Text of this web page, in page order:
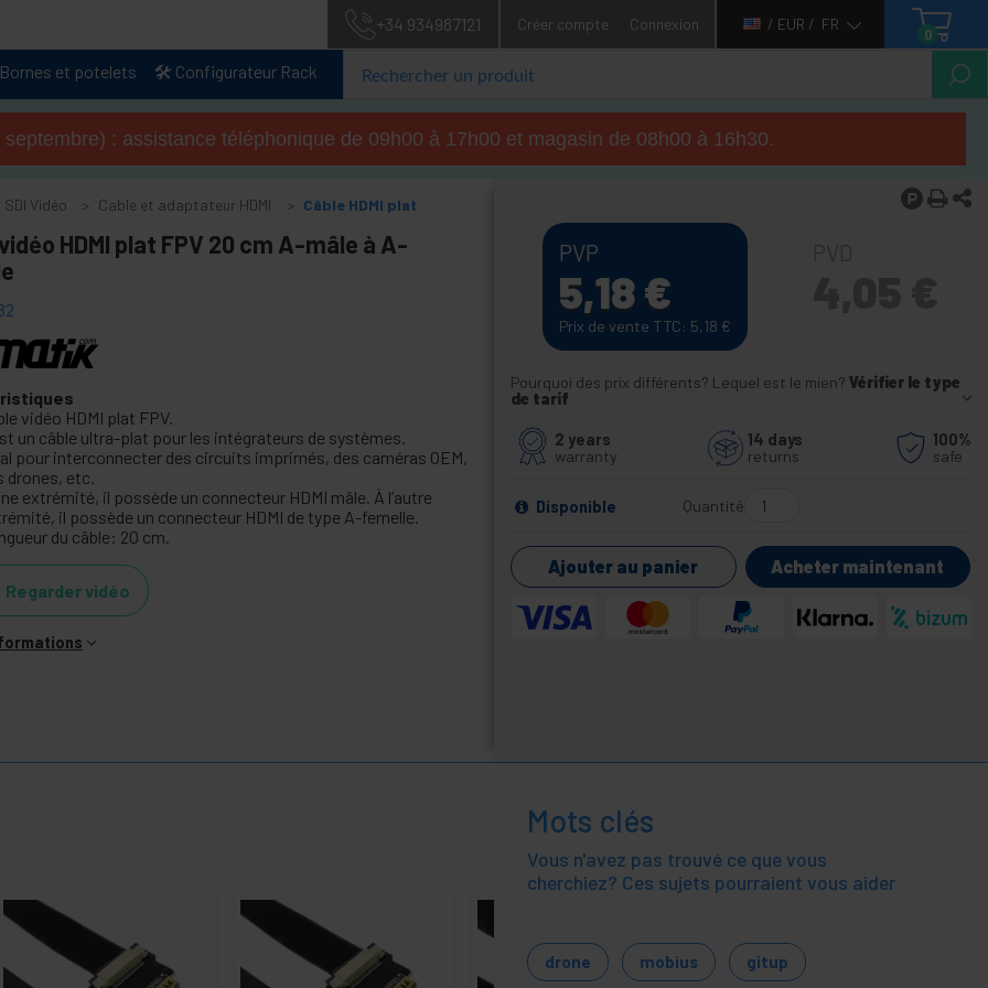
+34 934987121 Créer compte Connexion / EUR / FR
0
Bornes et potelets 🛠️ Configurateur Rack
: assistance téléphonique de 09h00 à 17h00 et magasin de 08h00 à 16h30.
SDI Vidéo Cable et adaptateur HDMI Câble HDMI plat
HDMI plat FPV 20 cm A-mâle à A-
vidéo HDMI plat FPV.
un câble ultra-plat pour les intégrateurs de systèmes.
pour interconnecter des circuits imprimés, des caméras OEM,
drones, etc.
extrémité, il possède un connecteur HDMI mâle. À l’autre
il possède un connecteur HDMI de type A-femelle.
du câble: 20 cm.
Regarder vidéo
PVP
5,18€
Prix de vente TTC: 5,18 €
Pourquoi des prix différents? Lequel est le mien? Vérifier le type
de tarif
2 years
warranty
14 days
returns
100%
safe
Disponible Quantité
Ajouter au panier Acheter maintenant
Mots clés
Vous n'avez pas trouvé ce que vous
cherchiez? Ces sujets pourraient vous aider
drone mobius gitup